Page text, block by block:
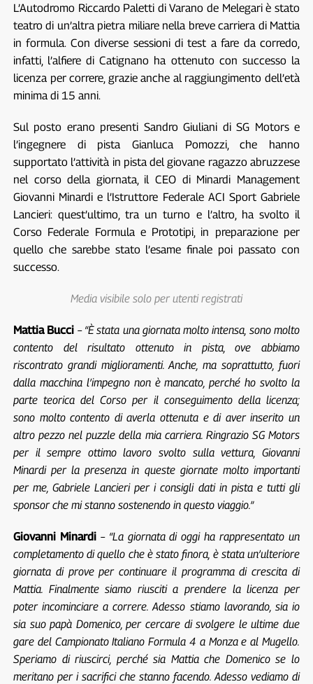
L’Autodromo Riccardo Paletti di Varano de Melegari è stato
teatro di un’altra pietra miliare nella breve carriera di Mattia
in formula. Con diverse sessioni di test a fare da corredo,
infatti, l’alfiere di Catignano ha ottenuto con successo la
licenza per correre, grazie anche al raggiungimento dell’età
minima di 15 anni.
Sul posto erano presenti Sandro Giuliani di SG Motors e
l’ingegnere di pista Gianluca Pomozzi, che hanno
supportato l’attività in pista del giovane ragazzo abruzzese
nel corso della giornata, il CEO di Minardi Management
Giovanni Minardi e l’Istruttore Federale ACI Sport Gabriele
Lancieri: quest’ultimo, tra un turno e l’altro, ha svolto il
Corso Federale Formula e Prototipi, in preparazione per
quello che sarebbe stato l’esame finale poi passato con
successo.
Media visibile solo per utenti registrati
Mattia Bucci –“È stata una giornata molto intensa, sono molto
contento del risultato ottenuto in pista, ove abbiamo
riscontrato grandi miglioramenti. Anche, ma soprattutto, fuori
dalla macchina l’impegno non è mancato, perché ho svolto la
parte teorica del Corso per il conseguimento della licenza;
sono molto contento di averla ottenuta e di aver inserito un
altro pezzo nel puzzle della mia carriera. Ringrazio SG Motors
per il sempre ottimo lavoro svolto sulla vettura, Giovanni
Minardi per la presenza in queste giornate molto importanti
per me, Gabriele Lancieri per i consigli dati in pista e tutti gli
sponsor che mi stanno sostenendo in questo viaggio.”
Giovanni Minardi– “La giornata di oggi ha rappresentato un
completamento di quello che è stato finora, è stata un’ulteriore
giornata di prove per continuare il programma di crescita di
Mattia. Finalmente siamo riusciti a prendere la licenza per
poter incominciare a correre. Adesso stiamo lavorando, sia io
sia suo papà Domenico, per cercare di svolgere le ultime due
gare del Campionato Italiano Formula 4 a Monza e al Mugello.
Speriamo di riuscirci, perché sia Mattia che Domenico se lo
meritano per i sacrifici che stanno facendo. Adesso vediamo di